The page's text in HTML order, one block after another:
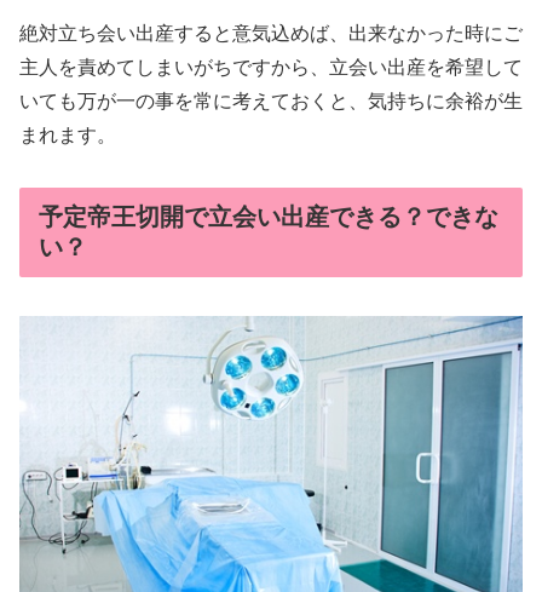
絶対立ち会い出産すると意気込めば、出来なかった時にご
主人を責めてしまいがちですから、立会い出産を希望して
いても万が一の事を常に考えておくと、気持ちに余裕が生
まれます。
予定帝王切開で立会い出産できる？できな
い？